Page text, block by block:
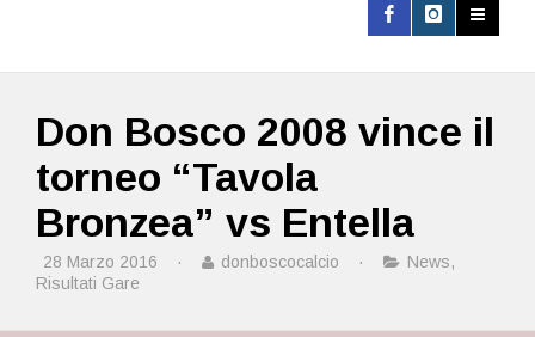
Don Bosco 2008 vince il
torneo “Tavola
Bronzea” vs Entella
28 Marzo 2016 · donboscocalcio · News,
Risultati Gare